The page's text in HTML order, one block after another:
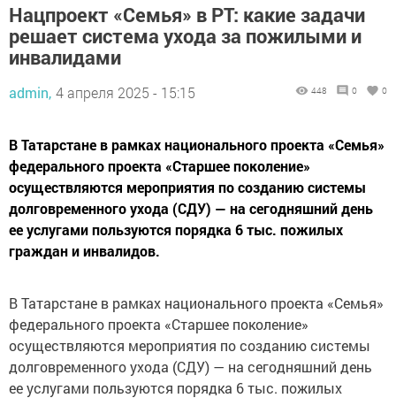
Нацпроект «Семья» в РТ: какие задачи
решает система ухода за пожилыми и
инвалидами
admin, 4 апреля 2025 - 15:15 448 0 0
В Татарстане в рамках национального проекта «Семья»
федерального проекта «Старшее поколение»
осуществляются мероприятия по созданию системы
долговременного ухода (СДУ) — на сегодняшний день
ее услугами пользуются порядка 6 тыс. пожилых
граждан и инвалидов.
В Татарстане в рамках национального проекта «Семья»
федерального проекта «Старшее поколение»
осуществляются мероприятия по созданию системы
долговременного ухода (СДУ) — на сегодняшний день
ее услугами пользуются порядка 6 тыс. пожилых